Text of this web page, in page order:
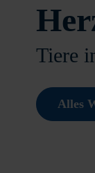
Tiere
Alles